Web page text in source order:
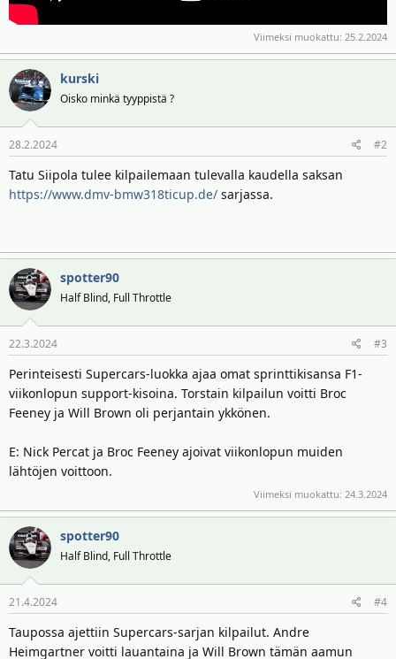
Viimeksi muokattu: 25.2.2024
kurski
Oisko minkä tyyppistä ?
28.2.2024 #2
Tatu Siipola tulee kilpailemaan tulevalla kaudella saksan
https://www.dmv-bmw318ticup.de/ sarjassa.
spotter90
Half Blind, Full Throttle
22.3.2024 #3
Perinteisesti Supercars-luokka ajaa omat sprinttikisansa F1-
viikonlopun support-kisoina. Torstain kilpailun voitti Broc
Feeney ja Will Brown oli perjantain ykkönen.
E: Nick Percat ja Broc Feeney ajoivat viikonlopun muiden
lähtöjen voittoon.
Viimeksi muokattu: 24.3.2024
spotter90
Half Blind, Full Throttle
21.4.2024 #4
Taupossa ajettiin Supercars-sarjan kilpailut. Andre
Heimgartner voitti lauantaina ja Will Brown tämän aamun